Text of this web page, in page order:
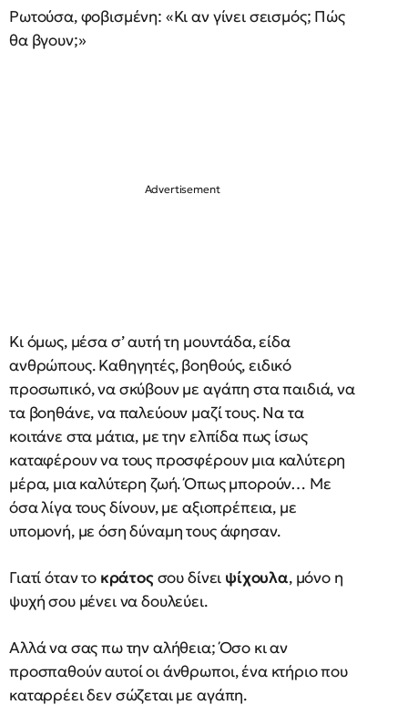
Ρωτούσα, φοβισμένη: «Κι αν γίνει σεισμός; Πώς
θα βγουν;»
Κι όμως, μέσα σ’ αυτή τη μουντάδα, είδα
ανθρώπους. Καθηγητές, βοηθούς, ειδικό
προσωπικό, να σκύβουν με αγάπη στα παιδιά, να
τα βοηθάνε, να παλεύουν μαζί τους. Να τα
κοιτάνε στα μάτια, με την ελπίδα πως ίσως
καταφέρουν να τους προσφέρουν μια καλύτερη
μέρα, μια καλύτερη ζωή. Όπως μπορούν… Με
όσα λίγα τους δίνουν, με αξιοπρέπεια, με
υπομονή, με όση δύναμη τους άφησαν.
Γιατί όταν το κράτοςσου δίνει ψίχουλα, μόνο η
ψυχή σου μένει να δουλεύει.
Αλλά να σας πω την αλήθεια; Όσο κι αν
προσπαθούν αυτοί οι άνθρωποι, ένα κτήριο που
καταρρέει δεν σώζεται με αγάπη.